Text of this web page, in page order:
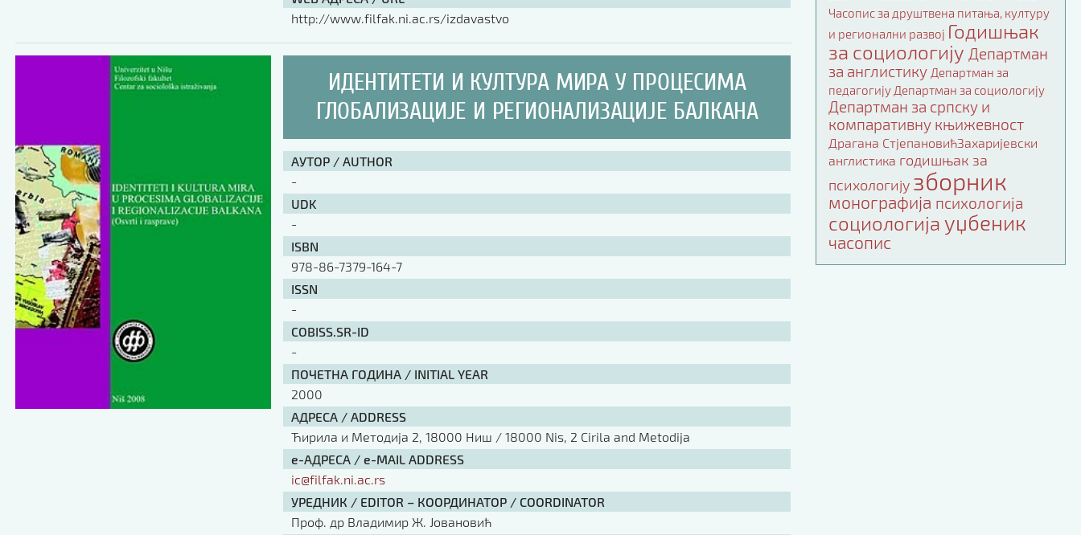
http://www.filfak.ni.ac.rs/izdavastvo
ИДЕНТИТЕТИ И КУЛТУРА МИРА У ПРОЦЕСИМА
ГЛОБАЛИЗАЦИЈЕ И РЕГИОНАЛИЗАЦИЈЕ БАЛКАНА
АУТОР / AUTHOR
-
UDK
-
ISBN
978-86-7379-164-7
ISSN
-
COBISS.SR-ID
-
ПОЧЕТНА ГОДИНА / INITIAL YEAR
2000
АДРЕСА / ADDRESS
Ћирила и Методија 2, 18000 Ниш / 18000 Nis, 2 Cirila and Metodija
е-АДРЕСА / e-MAIL ADDRESS
ic@filfak.ni.ac.rs
УРЕДНИК / EDITOR – КООРДИНАТОР / COORDINATOR
Проф. др Владимир Ж. Јовановић
Часопис за друштвена питања, културу
и регионални развој Годишњак
за социологију Департман
за англистику Департман за
педагогију Департман за социологију
Департман за српску и
компаративну књижевност
Драгана СтјепановићЗахаријевски
англистика годишњак за
психологију зборник
монографија психологија
социологија уџбеник
часопис